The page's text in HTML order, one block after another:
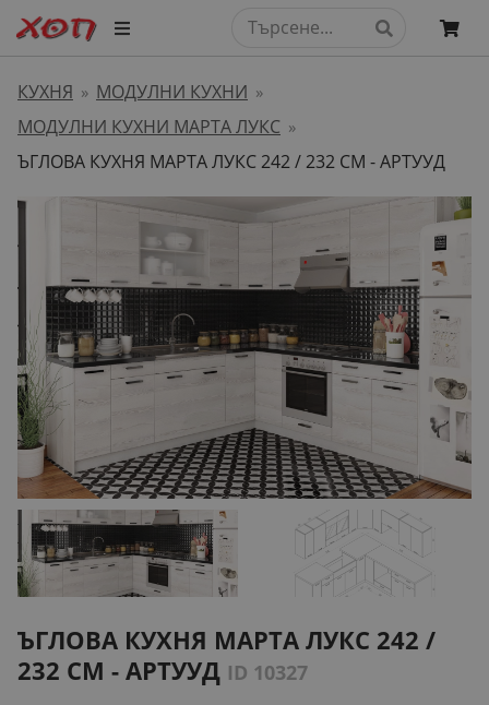
КУХНЯ » МОДУЛНИ КУХНИ »
МОДУЛНИ КУХНИ МАРТА ЛУКС »
ЪГЛОВА КУХНЯ МАРТА ЛУКС 242 / 232 СМ - АРТУУД
ЪГЛОВА КУХНЯ МАРТА ЛУКС 242 /
232 СМ - АРТУУД ID 10327